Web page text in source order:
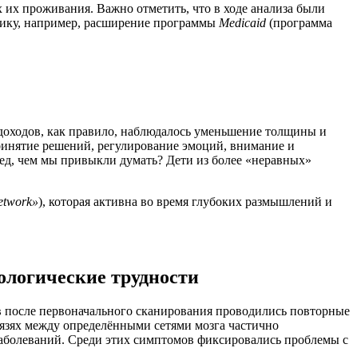
их проживания. Важно отметить, что в ходе анализа были
например, расширение программы Medicaid (программа
как правило, наблюдалось уменьшение толщины и
решений, регулирование эмоций, внимание и
чем мы привыкли думать? Дети из более «неравных»
), которая активна во время глубоких размышлений и
трудности
первоначального сканирования проводились повторные
между определёнными сетями мозга частично
Среди этих симптомов фиксировались проблемы с